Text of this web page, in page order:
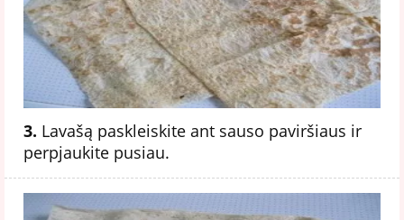
3. Lavašą paskleiskite ant sauso paviršiaus ir
perpjaukite pusiau.